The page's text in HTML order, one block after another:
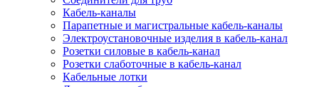
Кабель-каналы
Парапетные и магистральные кабель-каналы
Электроустановочные изделия в кабель-канал
Розетки силовые в кабель-канал
Розетки слаботочные в кабель-канал
Кабельные лотки